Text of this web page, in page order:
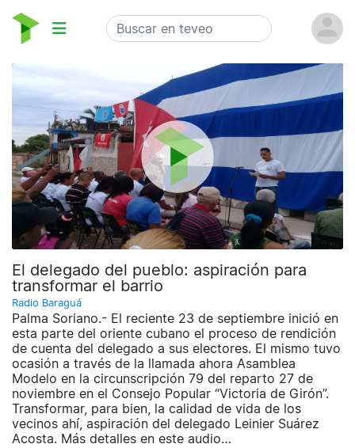
El delegado del pueblo: aspiración para
transformar el barrio
Radio Baraguá
Palma Soriano.- El reciente 23 de septiembre inició en
esta parte del oriente cubano el proceso de rendición
de cuenta del delegado a sus electores. El mismo tuvo
ocasión a través de la llamada ahora Asamblea
Modelo en la circunscripción 79 del reparto 27 de
noviembre en el Consejo Popular “Victoria de Girón”.
Transformar, para bien, la calidad de vida de los
vecinos ahí, aspiración del delegado Leinier Suárez
Acosta. Más detalles en este audio…